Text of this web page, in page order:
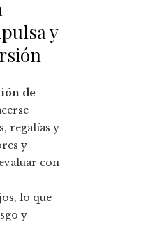
y
de
regalías y
y
con
lo que
y